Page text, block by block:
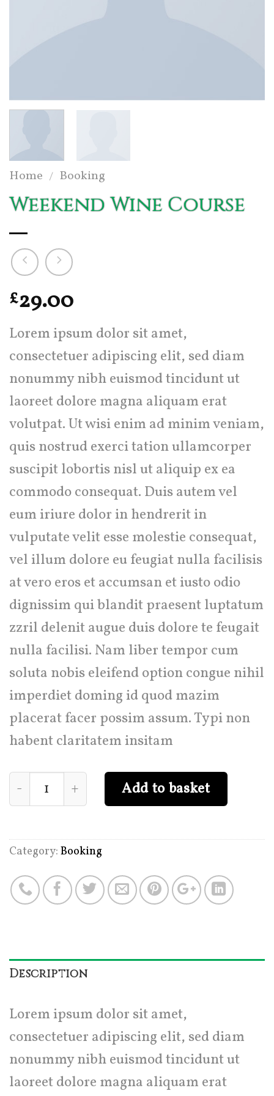
Home / Booking
Weekend Wine Course
£29.00
Lorem ipsum dolor sit amet,
consectetuer adipiscing elit, sed diam
nonummy nibh euismod tincidunt ut
laoreet dolore magna aliquam erat
volutpat. Ut wisi enim ad minim veniam,
quis nostrud exerci tation ullamcorper
suscipit lobortis nisl ut aliquip ex ea
commodo consequat. Duis autem vel
eum iriure dolor in hendrerit in
vulputate velit esse molestie consequat,
vel illum dolore eu feugiat nulla facilisis
at vero eros et accumsan et iusto odio
dignissim qui blandit praesent luptatum
zzril delenit augue duis dolore te feugait
nulla facilisi. Nam liber tempor cum
soluta nobis eleifend option congue nihil
imperdiet doming id quod mazim
placerat facer possim assum. Typi non
habent claritatem insitam
Quantity Add to basket
Category:Booking
Description
Lorem ipsum dolor sit amet,
consectetuer adipiscing elit, sed diam
nonummy nibh euismod tincidunt ut
laoreet dolore magna aliquam erat